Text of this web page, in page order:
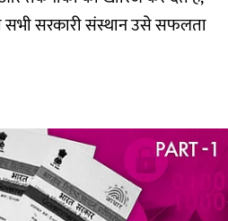
सरकारी संस्थान उसे सफलता